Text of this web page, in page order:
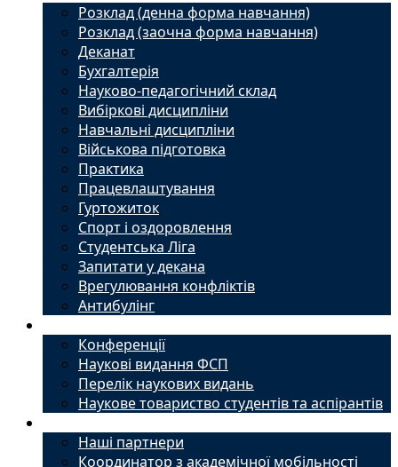
Розклад (денна форма навчання)
Розклад (заочна форма навчання)
Деканат
Бухгалтерія
Науково-педагогічний склад
Вибіркові дисципліни
Навчальні дисципліни
Військова підготовка
Практика
Працевлаштування
Гуртожиток
Спорт і оздоровлення
Студентська Ліга
Запитати у декана
Врегулювання конфліктів
Антибулінг
Конференції
Наукові видання ФСП
Перелік наукових видань
Наукове товариство студентів та аспірантів
Наші партнери
Координатор з академічної мобільності